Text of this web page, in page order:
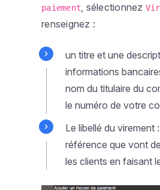
paiement, sélectionnez
renseignez :
un titre et une
informations
nom du titulaire du
le numéro de votre
Le libellé du virement
référence que vont
les clients en faisant